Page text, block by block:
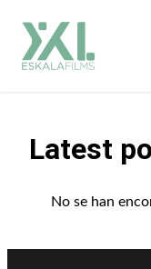
Latest
No se han